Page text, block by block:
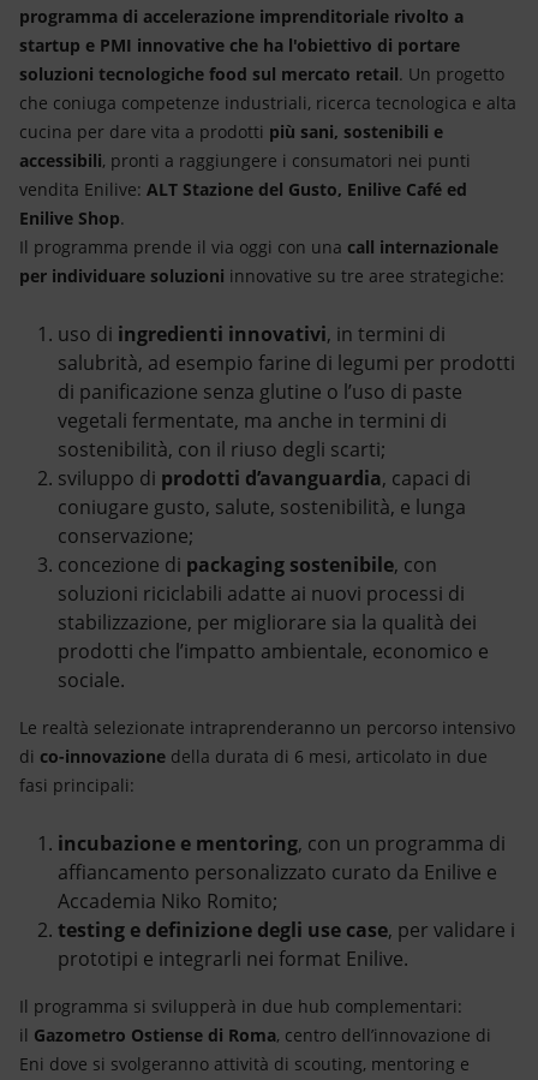
programma di accelerazione imprenditoriale rivolto a
startup e PMI innovative che ha l'obiettivo di portare
soluzioni tecnologiche food sul mercato retail. Un progetto
che coniuga competenze industriali, ricerca tecnologica e alta
cucina per dare vita a prodotti più sani, sostenibili e
accessibili, pronti a raggiungere i consumatori nei punti
vendita Enilive: ALT Stazione del Gusto, Enilive Café ed
Enilive Shop.
Il programma prende il via oggi con una call internazionale
per individuare soluzioni innovative su tre aree strategiche:
uso di ingredienti innovativi, in termini di
salubrità, ad esempio farine di legumi per prodotti
di panificazione senza glutine o l’uso di paste
vegetali fermentate, ma anche in termini di
sostenibilità, con il riuso degli scarti;
sviluppo di prodotti d’avanguardia, capaci di
coniugare gusto, salute, sostenibilità, e lunga
conservazione;
concezione di packaging sostenibile, con
soluzioni riciclabili adatte ai nuovi processi di
stabilizzazione, per migliorare sia la qualità dei
prodotti che l’impatto ambientale, economico e
sociale.
Le realtà selezionate intraprenderanno un percorso intensivo
di co-innovazione della durata di 6 mesi, articolato in due
fasi principali:
incubazione e mentoring, con un programma di
affiancamento personalizzato curato da Enilive e
Accademia Niko Romito;
testing e definizione degli use case, per validare i
prototipi e integrarli nei format Enilive.
Il programma si svilupperà in due hub complementari:
il Gazometro Ostiense di Roma, centro dell’innovazione di
Eni dove si svolgeranno attività di scouting, mentoring e